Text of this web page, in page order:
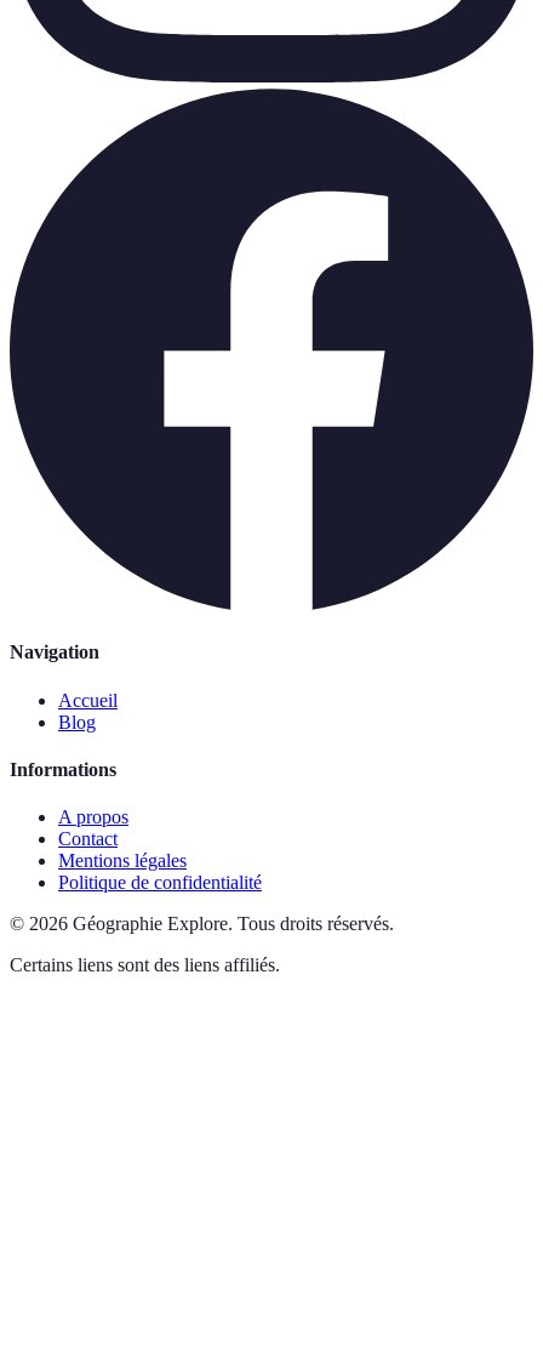
Navigation
Accueil
Blog
Informations
A propos
Contact
Mentions légales
Politique de confidentialité
© 2026 Géographie Explore. Tous droits réservés.
Certains liens sont des liens affiliés.